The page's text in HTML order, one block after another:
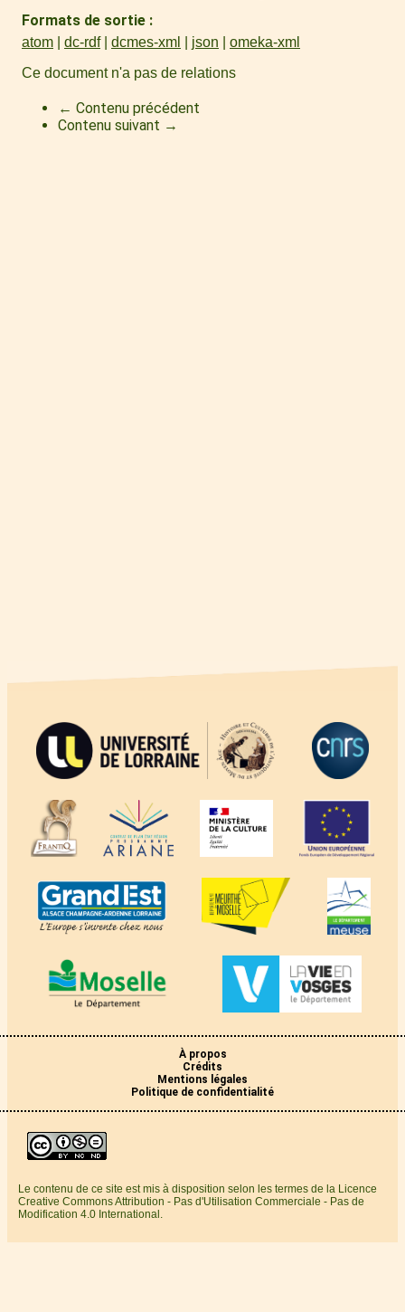
Formats de sortie
atom dc-rdf dcmes-xml json
omeka-xml
Ce document n'a pas de relations
← Contenu précédent
Contenu suivant →
À propos
Crédits
Mentions légales
Politique de confidentialité
Le contenu de ce site est mis à disposition selon les termes de la Licence
Creative Commons Attribution - Pas d'Utilisation Commerciale - Pas de
Modification 4.0 International.